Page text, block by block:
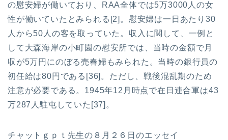
の慰安婦が働いており、RAA全体では5万3000人の女
性が働いていたとみられる[2]。慰安婦は一日あたり30
人から50人の客を取っていた。収入に関して、一例と
して大森海岸の小町園の慰安所では、当時の金額で月
収が5万円にのぼる売春婦もみられた。当時の銀行員の
初任給は80円である[36]。ただし、戦後混乱期のため
注意が必要である。1945年12月時点で在日連合軍は43
万287人駐屯していた[37]。
チャットｇｐｔ先生の８月２６日のエッセイ